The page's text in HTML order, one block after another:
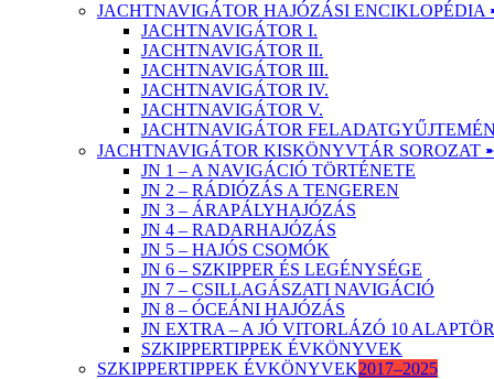
JACHTNAVIGÁTOR HAJÓZÁSI ENCIKLOPÉDIA
JACHTNAVIGÁTOR I.
JACHTNAVIGÁTOR II.
JACHTNAVIGÁTOR III.
JACHTNAVIGÁTOR IV.
JACHTNAVIGÁTOR V.
JACHTNAVIGÁTOR
JACHTNAVIGÁTOR KISKÖNYVTÁR SOROZAT
JN 1 – A NAVIGÁCIÓ TÖRTÉNETE
JN 2 – RÁDIÓZÁS A TENGEREN
JN 3 – ÁRAPÁLYHAJÓZÁS
JN 4 – RADARHAJÓZÁS
JN 5 – HAJÓS CSOMÓK
JN 6 – SZKIPPER ÉS LEGÉNYSÉGE
JN 7 – CSILLAGÁSZATI NAVIGÁCIÓ
JN 8 – ÓCEÁNI HAJÓZÁS
JN EXTRA – A JÓ VITORLÁZÓ 10
SZKIPPERTIPPEK ÉVKÖNYVEK
SZKIPPERTIPPEK ÉVKÖNYVEK2017–2025